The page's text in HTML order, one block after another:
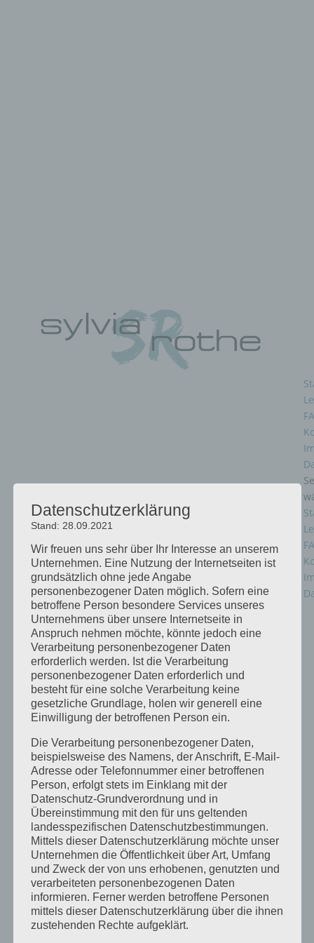
Weihnachten / Neujahr
2018/2019
vonsr-kosmetik|Dez. 23, 2018|Allgemein
Das Kosmetikstudio macht eine Ruhepause bis zum
7.01.2019…
Datenschutzerklärung
Stand: 28.09.2021
Wir freuen uns sehr über Ihr Interesse an unserem
Unternehmen. Eine Nutzung der Internetseiten ist
grundsätzlich ohne jede Angabe
personenbezogener Daten möglich. Sofern eine
betroffene Person besondere Services unseres
Unternehmens über unsere Internetseite in
Anspruch nehmen möchte, könnte jedoch eine
Verarbeitung personenbezogener Daten
erforderlich werden. Ist die Verarbeitung
personenbezogener Daten erforderlich und
besteht für eine solche Verarbeitung keine
gesetzliche Grundlage, holen wir generell eine
Einwilligung der betroffenen Person ein.
Die Verarbeitung personenbezogener Daten,
beispielsweise des Namens, der Anschrift, E-Mail-
Adresse oder Telefonnummer einer betroffenen
Person, erfolgt stets im Einklang mit der
Datenschutz-Grundverordnung und in
Übereinstimmung mit den für uns geltenden
landesspezifischen Datenschutzbestimmungen.
Mittels dieser Datenschutzerklärung möchte unser
Unternehmen die Öffentlichkeit über Art, Umfang
und Zweck der von uns erhobenen, genutzten und
verarbeiteten personenbezogenen Daten
informieren. Ferner werden betroffene Personen
mittels dieser Datenschutzerklärung über die ihnen
zustehenden Rechte aufgeklärt.